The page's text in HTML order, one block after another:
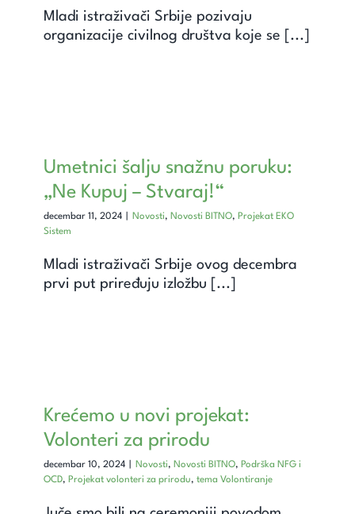
Mladi istraživači Srbije pozivaju
organizacije civilnog društva koje se [...]
Umetnici šalju snažnu poruku:
„Ne Kupuj – Stvaraj!“
decembar 11, 2024 Novosti, Novosti BITNO, Projekat EKO
Sistem
Mladi istraživači Srbije ovog decembra
prvi put priređuju izložbu [...]
Krećemo u novi projekat:
Volonteri za prirodu
decembar 10, 2024 Novosti, Novosti BITNO, Podrška NFG i
OCD, Projekat volonteri za prirodu, tema Volontiranje